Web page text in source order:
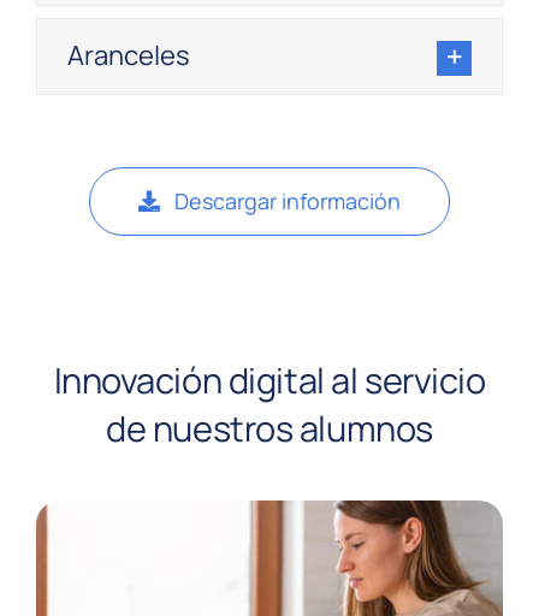
Aranceles
Descargar información
Innovación digital al servicio
de nuestros alumnos